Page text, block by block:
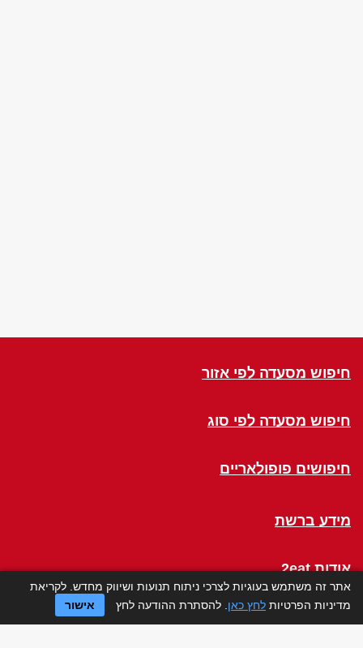
חיפוש מסעדה לפי אזור
חיפוש מסעדה לפי סוג
חיפושים פופולאריים
מידע ברשת
אודות 2eat
Click a Table
אתר זה משתמש בעוגיות לצרכי ניתוח תנועות ושיווק מחדש. לקריאת
מדיניות הפרטיות לחץ כאן . להסתרת ההודעה לחץ אישור